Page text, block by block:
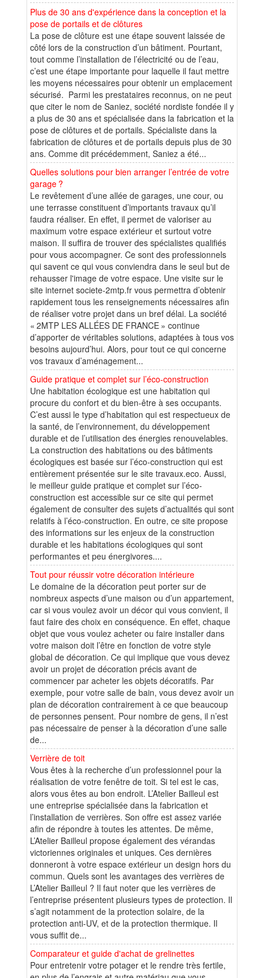
Plus de 30 ans d'expérience dans la conception et la
pose de portails et de clôtures
La pose de clôture est une étape souvent laissée de
côté lors de la construction d’un bâtiment. Pourtant,
tout comme l’installation de l’électricité ou de l’eau,
c’est une étape importante pour laquelle il faut mettre
les moyens nécessaires pour obtenir un emplacement
sécurisé. Parmi les prestataires reconnus, on ne peut
que citer le nom de Saniez, société nordiste fondée il y
a plus de 30 ans et spécialisée dans la fabrication et la
pose de clôtures et de portails. Spécialiste dans la
fabrication de clôtures et de portails depuis plus de 30
ans. Comme dit précédemment, Saniez a été...
Quelles solutions pour bien arranger l’entrée de votre
garage ?
Le revêtement d’une allée de garages, une cour, ou
une terrasse constituent d’importants travaux qu’il
faudra réaliser. En effet, il permet de valoriser au
maximum votre espace extérieur et surtout votre
maison. Il suffira de trouver des spécialistes qualifiés
pour vous accompagner. Ce sont des professionnels
qui savent ce qui vous conviendra dans le seul but de
rehausser l'image de votre espace. Une visite sur le
site internet societe-2mtp.fr vous permettra d’obtenir
rapidement tous les renseignements nécessaires afin
de réaliser votre projet dans un bref délai. La société
« 2MTP LES ALLÉES DE FRANCE » continue
d’apporter de véritables solutions, adaptées à tous vos
besoins aujourd’hui. Alors, pour tout ce qui concerne
vos travaux d’aménagement...
Guide pratique et complet sur l’éco-construction
Une habitation écologique est une habitation qui
procure du confort et du bien-être à ses occupants.
C’est aussi le type d’habitation qui est respectueux de
la santé, de l’environnement, du développement
durable et de l’utilisation des énergies renouvelables.
La construction des habitations ou des bâtiments
écologiques est basée sur l’éco-construction qui est
entièrement présentée sur le site travaux.eco. Aussi,
le meilleur guide pratique et complet sur l’éco-
construction est accessible sur ce site qui permet
également de consulter des sujets d’actualités qui sont
relatifs à l’éco-construction. En outre, ce site propose
des informations sur les enjeux de la construction
durable et les habitations écologiques qui sont
performantes et peu énergivores....
Tout pour réussir votre décoration intérieure
Le domaine de la décoration peut porter sur de
nombreux aspects d’une maison ou d’un appartement,
car si vous voulez avoir un décor qui vous convient, il
faut faire des choix en conséquence. En effet, chaque
objet que vous voulez acheter ou faire installer dans
votre maison doit l’être en fonction de votre style
global de décoration. Ce qui implique que vous devez
avoir un projet de décoration précis avant de
commencer par acheter les objets décoratifs. Par
exemple, pour votre salle de bain, vous devez avoir un
plan de décoration contrairement à ce que beaucoup
de personnes pensent. Pour nombre de gens, il n’est
pas nécessaire de penser à la décoration d’une salle
de...
Verrière de toit
Vous êtes à la recherche d’un professionnel pour la
réalisation de votre fenêtre de toit. Si tel est le cas,
alors vous êtes au bon endroit. L’Atelier Bailleul est
une entreprise spécialisée dans la fabrication et
l’installation de verrières. Son offre est assez variée
afin de répondre à toutes les attentes. De même,
L’Atelier Bailleul propose également des vérandas
victoriennes originales et uniques. Ces dernières
donneront à votre espace extérieur un design hors du
commun. Quels sont les avantages des verrières de
L’Atelier Bailleul ? Il faut noter que les verrières de
l’entreprise présentent plusieurs types de protection. Il
s’agit notamment de la protection solaire, de la
protection anti-UV, et de la protection thermique. Il
vous suffit de...
Comparateur et guide d'achat de grelinettes
Pour entretenir votre potager et le rendre très fertile,